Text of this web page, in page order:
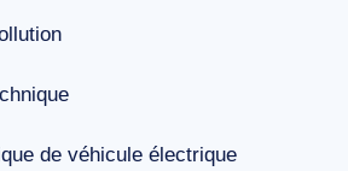
de véhicule électrique